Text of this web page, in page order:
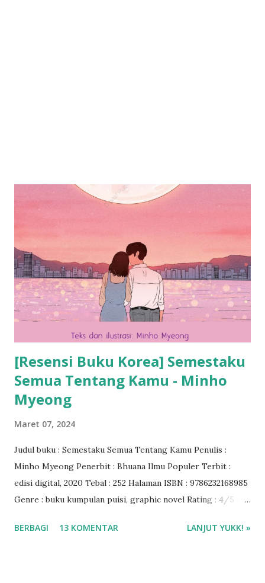
[Resensi Buku Korea] Semestaku
Semua Tentang Kamu - Minho
Myeong
Maret 07, 2024
Judul buku : Semestaku Semua Tentang Kamu Penulis :
Minho Myeong Penerbit : Bhuana Ilmu Populer Terbit :
edisi digital, 2020 Tebal : 252 Halaman ISBN : 9786232168985
Genre : buku kumpulan puisi, graphic novel Rating : 4/5 🌟
BERBAGI 13 KOMENTAR LANJUT YUKK! »